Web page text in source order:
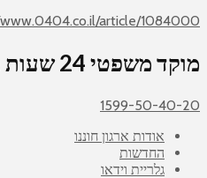
article/1084000
מוקד משפטי 24 שעות ביממה:
1599-50-40-20
אודות ארגון חוננו
החדשות
גלריית וידאו